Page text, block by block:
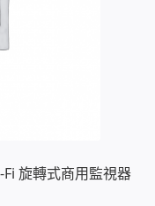
Hyper-V
旋轉式商用監視器